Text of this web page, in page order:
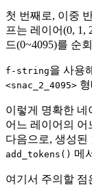
첫 번째로, 이중
프는 레이어(0, 1,
드(0~4095)를 순
f-string을 사용
<snac_2_4095>
이렇게 명확한 네
어느 레이어의 어
다음으로, 생성된
add_tokens() 메
여기서 주의할 점